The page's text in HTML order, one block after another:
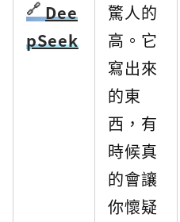
Dee
pSeek
驚人的
高。它
寫出來
的東
西，有
時候真
的會讓
你懷疑